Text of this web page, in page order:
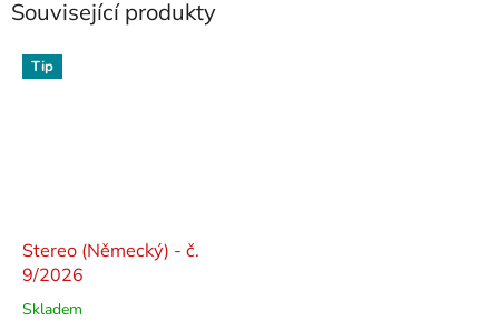
Související produkty
Tip
Stereo (Německý) - č.
9/2026
Skladem